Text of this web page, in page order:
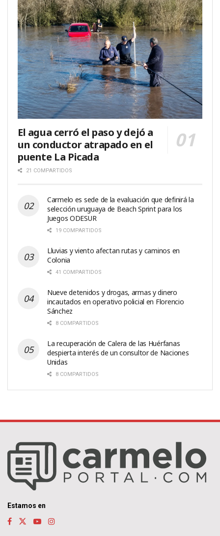
El agua cerró el paso y dejó a
un conductor atrapado en el
puente La Picada
21 COMPARTIDOS
Carmelo es sede de la evaluación que definirá la
selección uruguaya de Beach Sprint para los
Juegos ODESUR
19 COMPARTIDOS
Lluvias y viento afectan rutas y caminos en
Colonia
41 COMPARTIDOS
Nueve detenidos y drogas, armas y dinero
incautados en operativo policial en Florencio
Sánchez
8 COMPARTIDOS
La recuperación de Calera de las Huérfanas
despierta interés de un consultor de Naciones
Unidas
8 COMPARTIDOS
Estamos en